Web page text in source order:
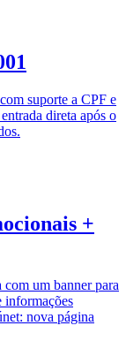
suporte a CPF e
direta após o
+
um banner para
informações
nova página